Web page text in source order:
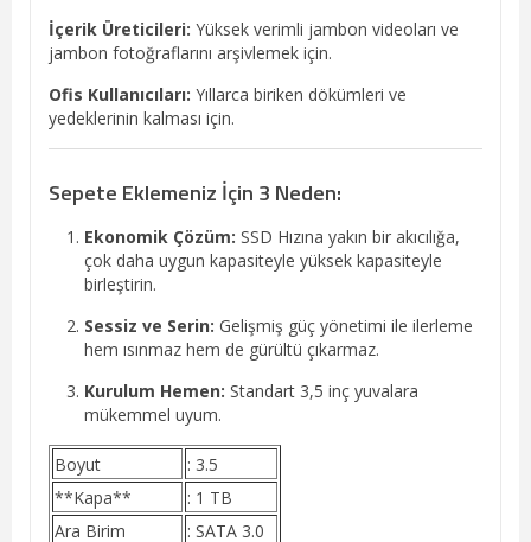
İçerik Üreticileri: Yüksek verimli jambon videoları ve
jambon fotoğraflarını arşivlemek için.
Ofis Kullanıcıları: Yıllarca biriken dökümleri ve
yedeklerinin kalması için.
Sepete Eklemeniz İçin 3 Neden:
Ekonomik Çözüm: SSD Hızına yakın bir akıcılığa,
çok daha uygun kapasiteyle yüksek kapasiteyle
birleştirin.
Sessiz ve Serin: Gelişmiş güç yönetimi ile ilerleme
hem ısınmaz hem de gürültü çıkarmaz.
Kurulum Hemen: Standart 3,5 inç yuvalara
mükemmel uyum.
Boyut
: 3.5
**Kapa**
: 1 TB
Ara Birim
: SATA 3.0